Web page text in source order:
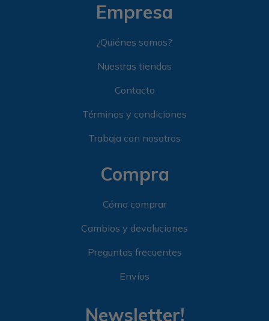
Empresa
¿Quiénes somos?
Nuestras tiendas
Contacto
Términos y condiciones
Trabaja con nosotros
Compra
Cómo comprar
Cambios y devoluciones
Preguntas frecuentes
Envíos
Newsletter!